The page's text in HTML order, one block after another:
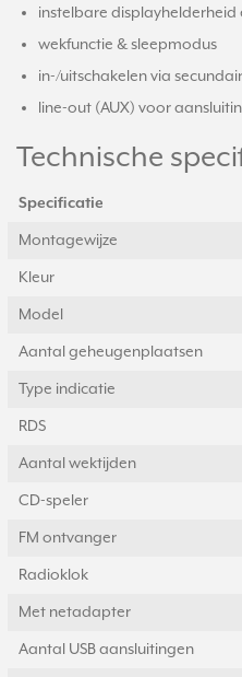
instelbare displayhelderheid
wekfunctie & sleepmodus
in-/uitschakelen via
line-out (AUX) voor
Technische
Specificatie
Montagewijze
Kleur
Model
Aantal geheugenplaatsen
Type indicatie
RDS
Aantal wektijden
CD-speler
FM ontvanger
Radioklok
Met netadapter
Aantal USB aansluitingen